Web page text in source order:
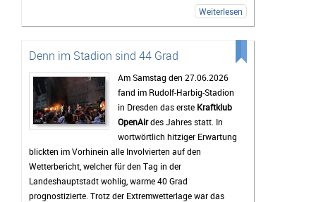
zwischendurch eine Pause vom Trubel braucht, kann
zu mehr als nur einem Musikfestival.
Bis zum Festival dauert es zwar noch etwas, doch die
Vorfreude wächst mit jedem Tag. Viele Tickets sind
bereits verkauft und die Erwartungen an das
Wochenende sind entsprechend hoch. Wenn das
Wetter mitspielt und die Stimmung so gut wird wie in
den vergangenen Jahren, dürfte das Highfield Festival
2026 wieder zu den Höhepunkten des Festivalsommers
gehören.
Weiterlesen
Denn im Stadion sind 44 Grad
Am Samstag den 27.06.2026
fand im Rudolf-Harbig-Stadion
in Dresden das erste Kraftklub
OpenAirdes Jahres statt. In
wortwörtlich hitziger Erwartung
blickten im Vorhinein alle Involvierten auf den
Wetterbericht, welcher für den Tag in der
Landeshauptstadt wohlig, warme 40 Grad
prognostizierte. Trotz der Extremwetterlage war das